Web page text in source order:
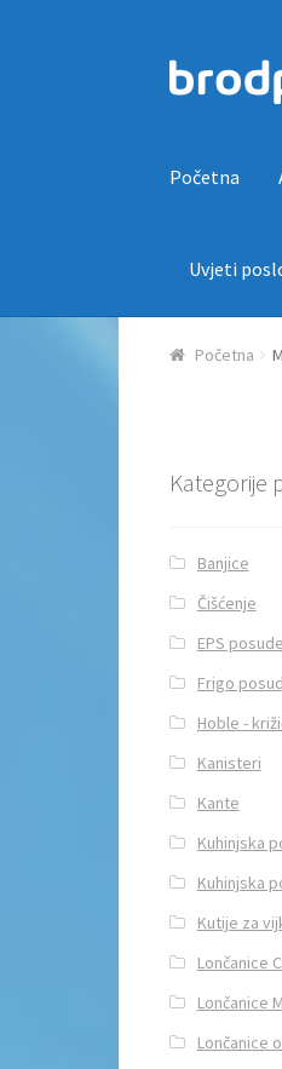
Preskoči na
Skoči do
Početna
Uvjeti
Početna
Početna
Kategorije
Banjice
Čišćenje
EPS posude
Frigo
Hoble -
Kanisteri
Kante
Kuhinjska
Kuhinjska
Kutije za
Lončanice
Lončanice
Lončanice